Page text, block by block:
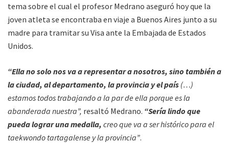
tema sobre el cual el profesor Medrano aseguró hoy que la
joven atleta se encontraba en viaje a Buenos Aires junto a su
madre para tramitar su Visa ante la Embajada de Estados
Unidos.
“Ella no solo nos va a representar a nosotros, sino también a
la ciudad, al departamento, la provincia y el país (…)
estamos todos trabajando a la par de ella porque es la
abanderada nuestra”, resaltó Medrano. “Sería lindo que
pueda lograr una medalla, creo que va a ser histórico para el
taekwondo tartagalense y la provincia”.